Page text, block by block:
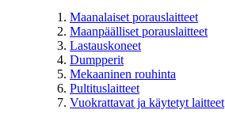
Maanalaiset porauslaitteet
Maanpäälliset porauslaitteet
Lastauskoneet
Dumpperit
Mekaaninen rouhinta
Pultituslaitteet
Vuokrattavat ja käytetyt laitteet